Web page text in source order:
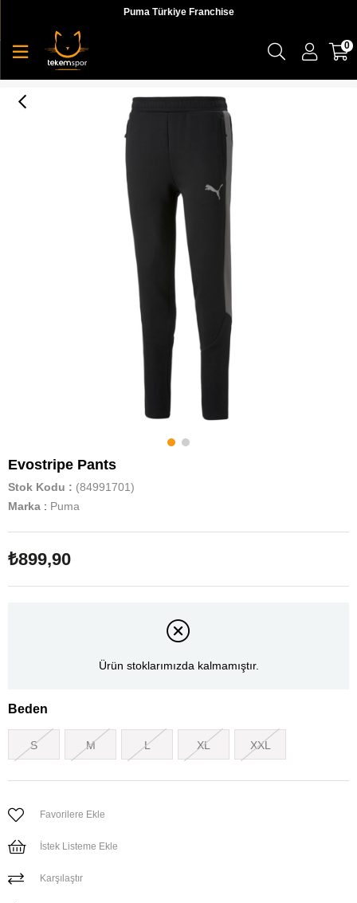
Puma Türkiye Franchise
0
Evostripe Pants
Stok Kodu
(84991701)
Marka : Puma
₺899,90
Ürün stoklarımızda kalmamıştır.
Beden
S M L XL XXL
Favorilere Ekle
İstek Listeme Ekle
Karşılaştır